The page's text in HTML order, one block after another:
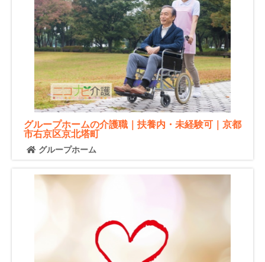
グループホームの介護職｜扶養内・未経験可｜京都
市右京区京北塔町
グループホーム